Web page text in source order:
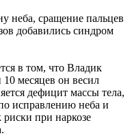
неба, сращение пальцев
добавились синдром
в том, что Владик
месяцев он весил
дефицит массы тела,
исправлению неба и
риски при наркозе